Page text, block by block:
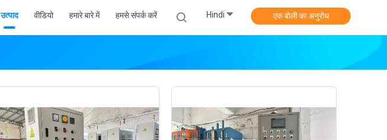
उत्पाद वीडियो हमारे बारे में हमसे संपर्क करें Hindi एक बोली का अनुरोध